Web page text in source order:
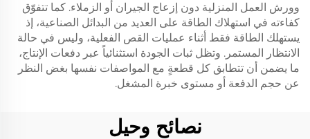
وورش العمل المنزلية دون إزعاج الجيران أو الزملاء. كما تتفوّق
كفاءته في استهلاك الطاقة على العديد من البدائل الصناعية، إذ
يستهلك الطاقة فقط أثناء عمليات القص الفعلية، وليس في حالة
الانتظار المستمر. وتظل ثبات الجودة استثنائياً عبر دفعات الإنتاج،
ما يضمن أن تتطابق كل قطعةٍ مع المواصفات نفسها بغض النظر
عن حجم الدفعة أو مستوى خبرة المشغل.
نصائح وحيل